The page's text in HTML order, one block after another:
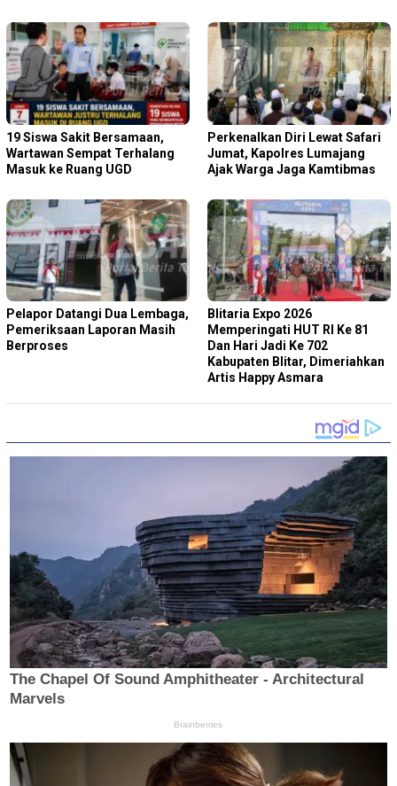
19 Siswa Sakit Bersamaan,
Wartawan Sempat Terhalang
Masuk ke Ruang UGD
Perkenalkan Diri Lewat Safari
Jumat, Kapolres Lumajang
Ajak Warga Jaga Kamtibmas
Pelapor Datangi Dua Lembaga,
Pemeriksaan Laporan Masih
Berproses
Blitaria Expo 2026
Memperingati HUT RI Ke 81
Dan Hari Jadi Ke 702
Kabupaten Blitar, Dimeriahkan
Artis Happy Asmara